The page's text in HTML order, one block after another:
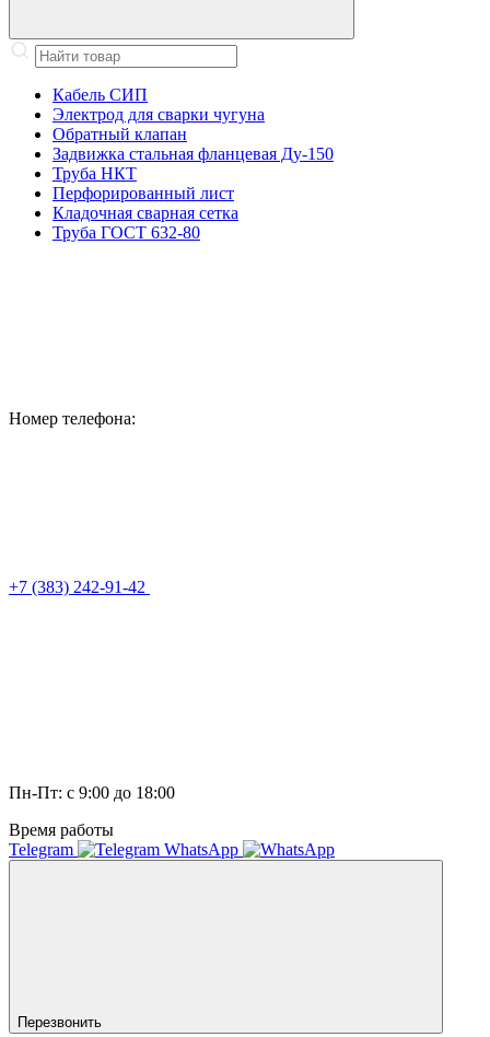
Кабель СИП
Электрод для сварки чугуна
Обратный клапан
Задвижка стальная фланцевая Ду-150
Труба НКТ
Перфорированный лист
Кладочная сварная сетка
Труба ГОСТ 632-80
Номер телефона:
+7 (383) 242-91-42
Пн-Пт: с 9:00 до 18:00
Время работы
Telegram
WhatsApp
Перезвонить